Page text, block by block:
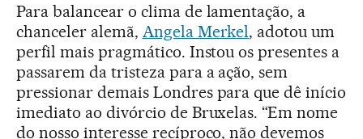
Para balancear o clima de lamentação, a
chanceler alemã, Angela Merkel, adotou um
perfil mais pragmático. Instou os presentes a
passarem da tristeza para a ação, sem
pressionar demais Londres para que dê início
imediato ao divórcio de Bruxelas. “Em nome
do nosso interesse recíproco, não devemos